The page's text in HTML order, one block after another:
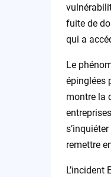
fuite de
qui a
Le
épinglées
montre la
remettre